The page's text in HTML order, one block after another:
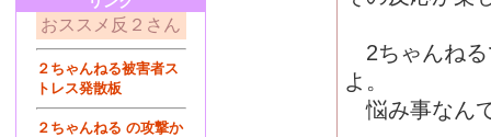
おススメ反２さん
２ちゃんねる被害者ス
トレス発散板
２ちゃんねる の攻撃か
2ちゃんねる
よ。
悩み事なん